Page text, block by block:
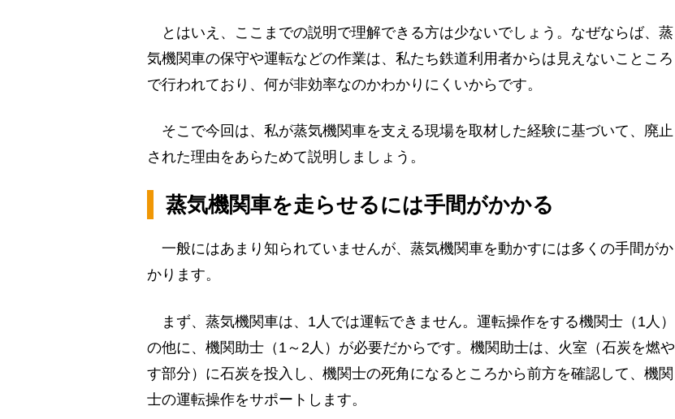
とはいえ、ここまでの説明で理解できる方は少ないでしょう。なぜならば、蒸
気機関車の保守や運転などの作業は、私たち鉄道利用者からは見えないこところ
で行われており、何が非効率なのかわかりにくいからです。
そこで今回は、私が蒸気機関車を支える現場を取材した経験に基づいて、廃止
された理由をあらためて説明しましょう。
蒸気機関車を走らせるには手間がかかる
一般にはあまり知られていませんが、蒸気機関車を動かすには多くの手間がか
かります。
まず、蒸気機関車は、1人では運転できません。運転操作をする機関士（1人）
の他に、機関助士（1～2人）が必要だからです。機関助士は、火室（石炭を燃や
す部分）に石炭を投入し、機関士の死角になるところから前方を確認して、機関
士の運転操作をサポートします。